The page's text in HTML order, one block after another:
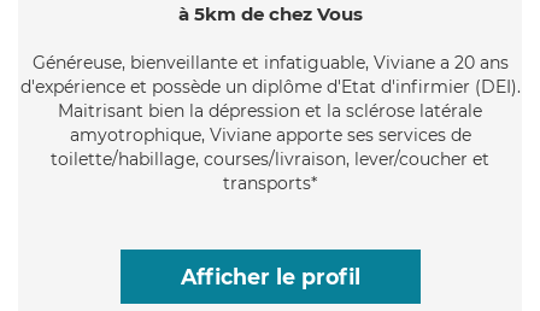
à 5km de chez Vous
Généreuse, bienveillante et infatiguable, Viviane a 20 ans
d'expérience et possède un diplôme d'Etat d'infirmier (DEI).
Maitrisant bien la dépression et la sclérose latérale
amyotrophique, Viviane apporte ses services de
toilette/habillage, courses/livraison, lever/coucher et
transports*
Afficher le profil